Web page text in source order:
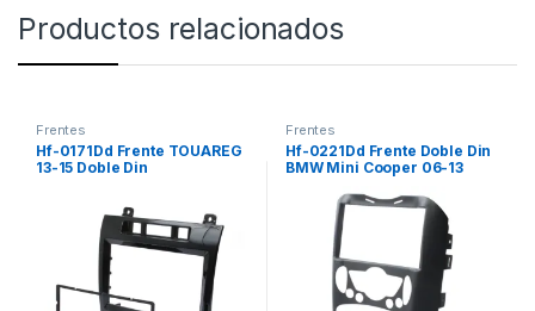
Productos relacionados
Frentes
Hf-0171Dd Frente TOUAREG
13-15 Doble Din
Frentes
Hf-0221Dd Frente Doble Din
BMW Mini Cooper 06-13